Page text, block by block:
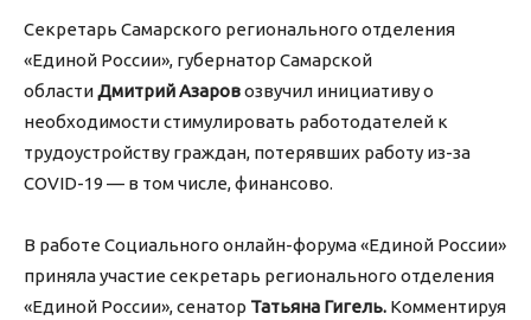
Секретарь Самарского регионального отделения
«Единой России», губернатор Самарской
областиДмитрий Азаровозвучил инициативу о
необходимости стимулировать работодателей к
трудоустройству граждан, потерявших работу из-за
COVID-19 — в том числе, финансово.
В работе Социального онлайн-форума «Единой России»
приняла участие секретарь регионального отделения
«Единой России», сенатор Татьяна Гигель. Комментируя